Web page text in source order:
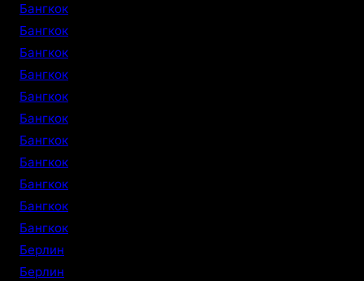
Бангкок
Бангкок
Бангкок
Бангкок
Бангкок
Бангкок
Бангкок
Бангкок
Бангкок
Бангкок
Бангкок
Берлин
Берлин